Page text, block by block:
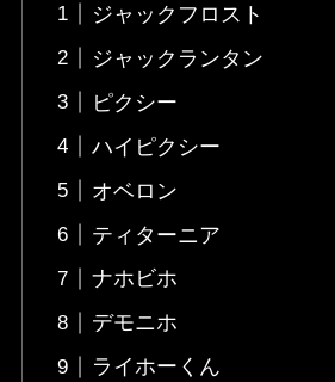
ジャックフロスト
ジャックランタン
ピクシー
ハイピクシー
オベロン
ティターニア
ナホビホ
デモニホ
ライホーくん